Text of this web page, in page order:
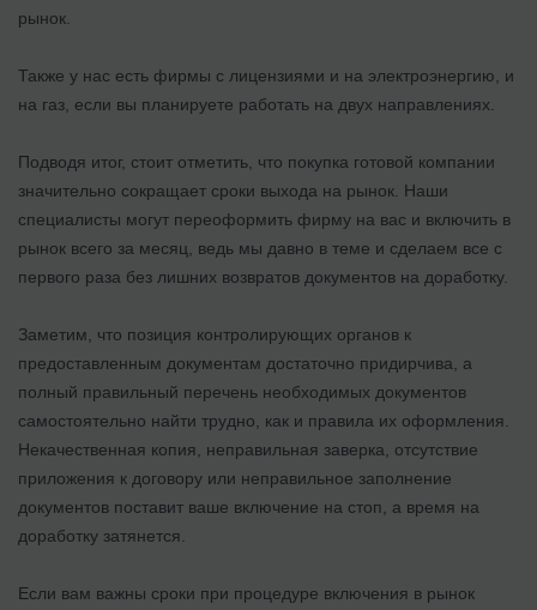
рынок.
Также у нас есть фирмы с лицензиями и на электроэнергию, и
на газ, если вы планируете работать на двух направлениях.
Подводя итог, стоит отметить, что покупка готовой компании
значительно сокращает сроки выхода на рынок. Наши
специалисты могут переоформить фирму на вас и включить в
рынок всего за месяц, ведь мы давно в теме и сделаем все с
первого раза без лишних возвратов документов на доработку.
Заметим, что позиция контролирующих органов к
предоставленным документам достаточно придирчива, а
полный правильный перечень необходимых документов
самостоятельно найти трудно, как и правила их оформления.
Некачественная копия, неправильная заверка, отсутствие
приложения к договору или неправильное заполнение
документов поставит ваше включение на стоп, а время на
доработку затянется.
Если вам важны сроки при процедуре включения в рынок